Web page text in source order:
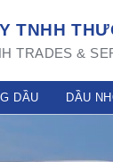
TNHH
TRADES &
DẦU DẦU